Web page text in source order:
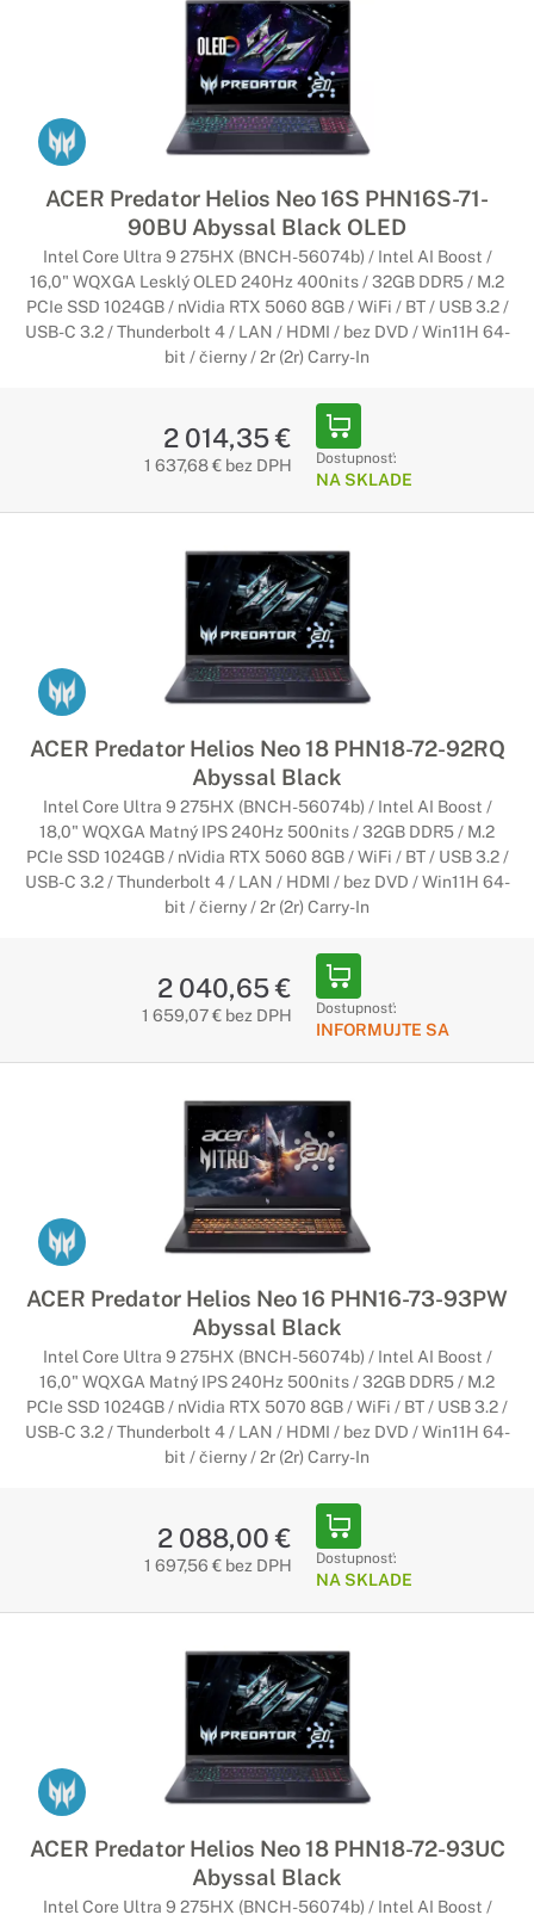
ACER Predator Helios Neo 16S PHN16S-71-
90BU Abyssal Black OLED
Intel Core Ultra 9 275HX (BNCH-56074b) / Intel AI Boost /
16,0" WQXGA Lesklý OLED 240Hz 400nits / 32GB DDR5 / M.2
PCIe SSD 1024GB / nVidia RTX 5060 8GB / WiFi / BT / USB 3.2 /
USB-C 3.2 / Thunderbolt 4 / LAN / HDMI / bez DVD / Win11H 64-
bit / čierny / 2r (2r) Carry-In
2 014,35 €
1 637,68 € bez DPH Dostupnosť:
NA SKLADE
ACER Predator Helios Neo 18 PHN18-72-92RQ
Abyssal Black
Intel Core Ultra 9 275HX (BNCH-56074b) / Intel AI Boost /
18,0" WQXGA Matný IPS 240Hz 500nits / 32GB DDR5 / M.2
PCIe SSD 1024GB / nVidia RTX 5060 8GB / WiFi / BT / USB 3.2 /
USB-C 3.2 / Thunderbolt 4 / LAN / HDMI / bez DVD / Win11H 64-
bit / čierny / 2r (2r) Carry-In
2 040,65 €
1 659,07 € bez DPH Dostupnosť:
INFORMUJTE SA
ACER Predator Helios Neo 16 PHN16-73-93PW
Abyssal Black
Intel Core Ultra 9 275HX (BNCH-56074b) / Intel AI Boost /
16,0" WQXGA Matný IPS 240Hz 500nits / 32GB DDR5 / M.2
PCIe SSD 1024GB / nVidia RTX 5070 8GB / WiFi / BT / USB 3.2 /
USB-C 3.2 / Thunderbolt 4 / LAN / HDMI / bez DVD / Win11H 64-
bit / čierny / 2r (2r) Carry-In
2 088,00 €
1 697,56 € bez DPH Dostupnosť:
NA SKLADE
ACER Predator Helios Neo 18 PHN18-72-93UC
Abyssal Black
Intel Core Ultra 9 275HX (BNCH-56074b) / Intel AI Boost /